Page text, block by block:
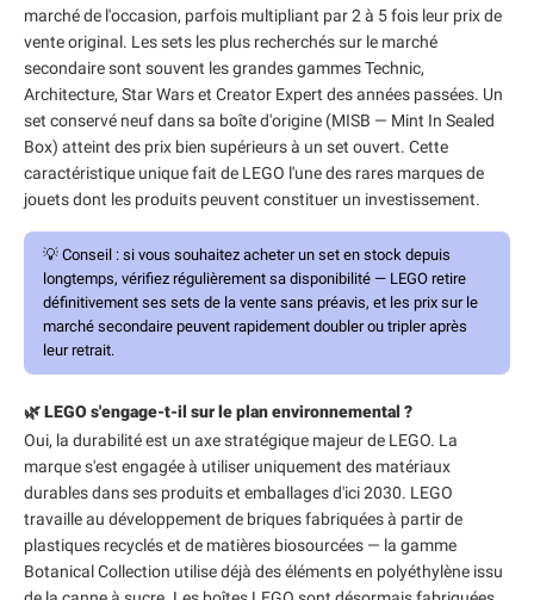
marché de l'occasion, parfois multipliant par 2 à 5 fois leur prix de
vente original. Les sets les plus recherchés sur le marché
secondaire sont souvent les grandes gammes Technic,
Architecture, Star Wars et Creator Expert des années passées. Un
set conservé neuf dans sa boîte d'origine (MISB — Mint In Sealed
Box) atteint des prix bien supérieurs à un set ouvert. Cette
caractéristique unique fait de LEGO l'une des rares marques de
jouets dont les produits peuvent constituer un investissement.
💡 Conseil : si vous souhaitez acheter un set en stock depuis
longtemps, vérifiez régulièrement sa disponibilité — LEGO retire
définitivement ses sets de la vente sans préavis, et les prix sur le
marché secondaire peuvent rapidement doubler ou tripler après
leur retrait.
🌿 LEGO s'engage-t-il sur le plan environnemental ?
Oui, la durabilité est un axe stratégique majeur de LEGO. La
marque s'est engagée à utiliser uniquement des matériaux
durables dans ses produits et emballages d'ici 2030. LEGO
travaille au développement de briques fabriquées à partir de
plastiques recyclés et de matières biosourcées — la gamme
Botanical Collection utilise déjà des éléments en polyéthylène issu